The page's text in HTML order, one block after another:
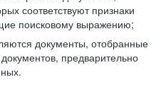
соответствуют признаки
поисковому выражению;
документы, отобранные
предварительно